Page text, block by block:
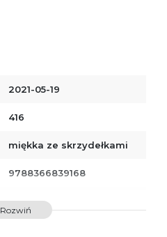
2021-05-19
416
miękka ze skrzydełkami
9788366839168
K800045
Rozwiń